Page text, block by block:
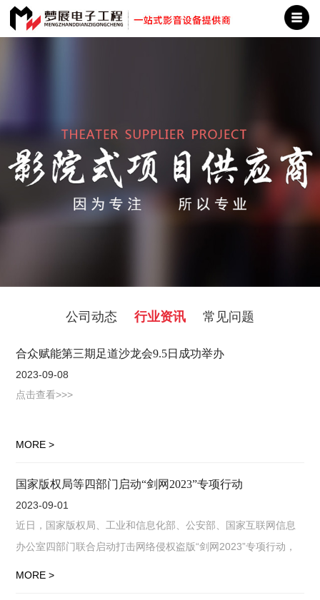
公司动态 行业资讯 常见问题
合众赋能第三期足道沙龙会9.5日成功举办
2023-09-08
点击查看>>>
MORE >
国家版权局等四部门启动“剑网2023”专项行动
2023-09-01
近日，国家版权局、工业和信息化部、公安部、国家互联网信息
办公室四部门联合启动打击网络侵权盗版“剑网2023”专项行动，
MORE >